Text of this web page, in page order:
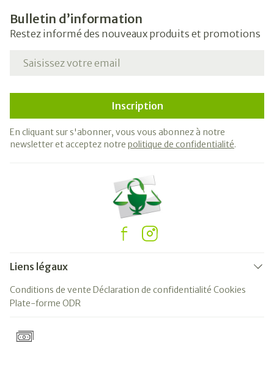
Bulletin d’information
Restez informé des nouveaux produits et promotions
Adresse mail
Inscription
En cliquant sur s'abonner, vous vous abonnez à notre
newsletter et acceptez notre politique de confidentialité.
Liens légaux
Conditions de vente Déclaration de confidentialité Cookies
Plate-forme ODR